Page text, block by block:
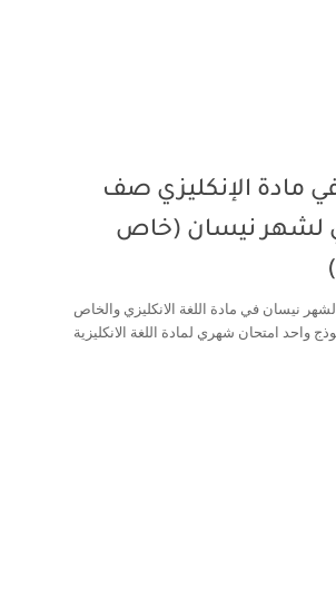
مادة الإنكليزي صف
لشهر نيسان (خاص
نيسان في مادة اللغة الانكليزي والخاص
واحد امتحان شهري لمادة اللغة الانكليزية